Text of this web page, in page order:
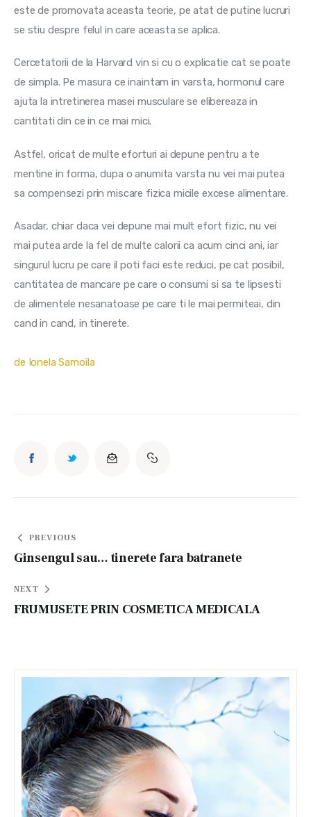
este de promovata aceasta teorie, pe atat de putine lucruri
se stiu despre felul in care aceasta se aplica.
Cercetatorii de la Harvard vin si cu o explicatie cat se poate
de simpla. Pe masura ce inaintam in varsta, hormonul care
ajuta la intretinerea masei musculare se elibereaza in
cantitati din ce in ce mai mici.
Astfel, oricat de multe eforturi ai depune pentru a te
mentine in forma, dupa o anumita varsta nu vei mai putea
sa compensezi prin miscare fizica micile excese alimentare.
Asadar, chiar daca vei depune mai mult efort fizic, nu vei
mai putea arde la fel de multe calorii ca acum cinci ani, iar
singurul lucru pe care il poti faci este reduci, pe cat posibil,
cantitatea de mancare pe care o consumi si sa te lipsesti
de alimentele nesanatoase pe care ti le mai permiteai, din
cand in cand, in tinerete.
de Ionela Samoila
Navigare
în
articole
PREVIOUS
Ginsengul sau… tinerete fara batranete
NEXT
FRUMUSETE PRIN COSMETICA MEDICALA